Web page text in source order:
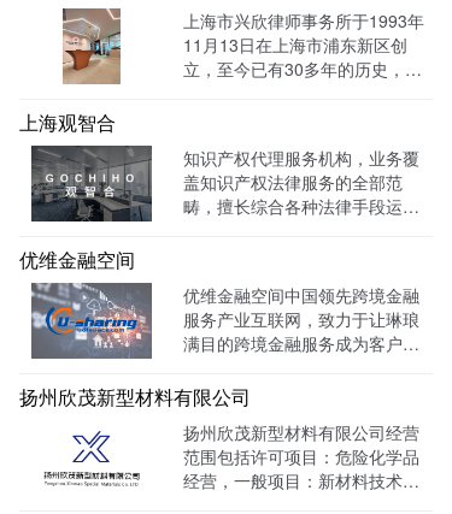
上海市兴欣律师事务所于1993年
11月13日在上海市浦东新区创
立，至今已有30多年的历史，致
上海观智合
知识产权代理服务机构，业务覆
盖知识产权法律服务的全部范
畴，擅长综合各种法律手段运作
借高效的信息收集网络，和多样
化的保护手段，致力于服务专
利、商标、版权、保护及诉讼等
优维金融空间
优维金融空间中国领先跨境金融
服务产业互联网，致力于让琳琅
满目的跨境金融服务成为客户触
量达 139128W+
扬州欣茂新型材料有限公司
扬州欣茂新型材料有限公司经营
范围包括许可项目：危险化学品
经营，一般项目：新材料技术研